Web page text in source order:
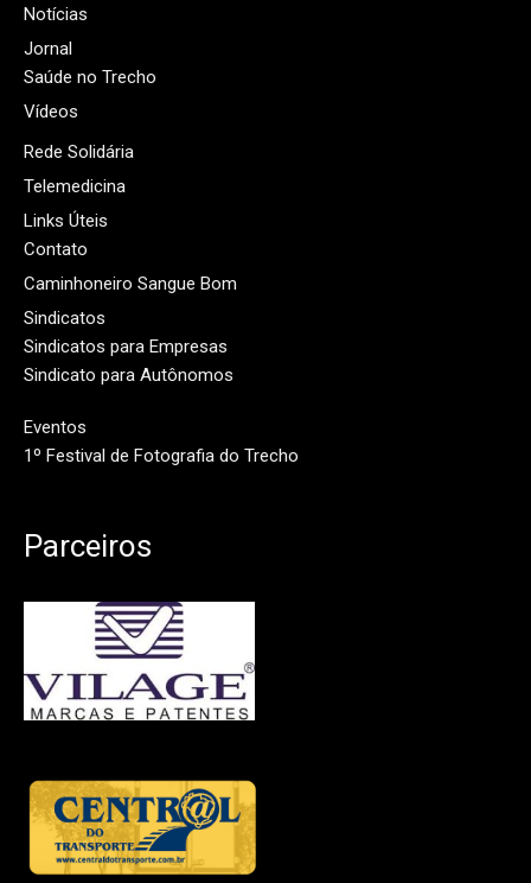
Notícias
Jornal
Saúde no Trecho
Vídeos
Rede Solidária
Telemedicina
Links Úteis
Contato
Caminhoneiro Sangue Bom
Sindicatos
Sindicatos para Empresas
Sindicato para Autônomos
Eventos
1º Festival de Fotografia do Trecho
Parceiros